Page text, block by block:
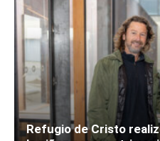
Refugio de Cristo